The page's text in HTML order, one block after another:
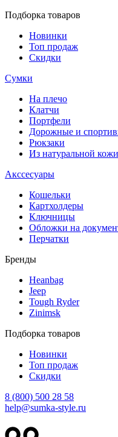
Подборка товаров
Новинки
Топ продаж
Скидки
Сумки
На плечо
Клатчи
Портфели
Дорожные и
Рюкзаки
Из натуральной кожи
Акссесуары
Кошельки
Картхолдеры
Ключницы
Обложки на
Перчатки
Бренды
Heanbag
Jeep
Tough Ryder
Zinimsk
Подборка товаров
Новинки
Топ продаж
Скидки
8 (800) 500 28 58
help@sumka-style.ru